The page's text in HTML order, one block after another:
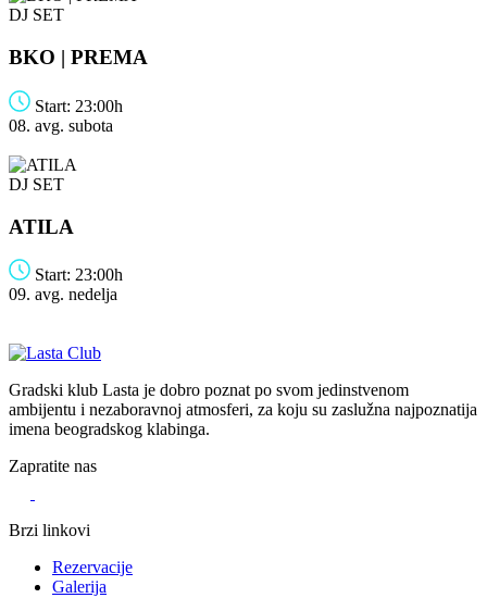
DJ SET
BKO | PREMA
Start: 23:00h
08. avg. subota
DJ SET
ATILA
Start: 23:00h
09. avg. nedelja
Gradski klub Lasta je dobro poznat po svom jedinstvenom
ambijentu i nezaboravnoj atmosferi, za koju su zaslužna najpoznatija
imena beogradskog klabinga.
Zapratite nas
Brzi linkovi
Rezervacije
Galerija